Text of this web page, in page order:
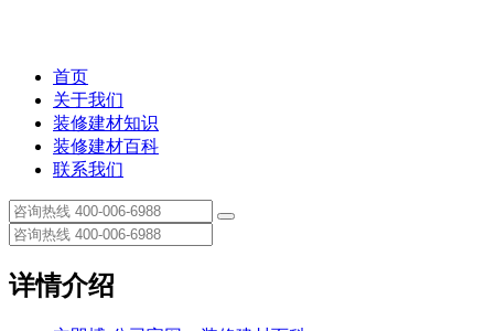
首页
关于我们
装修建材知识
装修建材百科
联系我们
详情介绍